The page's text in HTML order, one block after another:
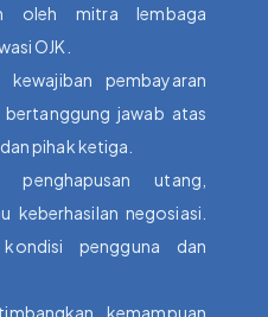
oleh mitra lembaga
OJK.
pembayaran
jawab atas
pihak ketiga.
utang,
keberhasilan negosiasi.
pengguna dan
kemampuan